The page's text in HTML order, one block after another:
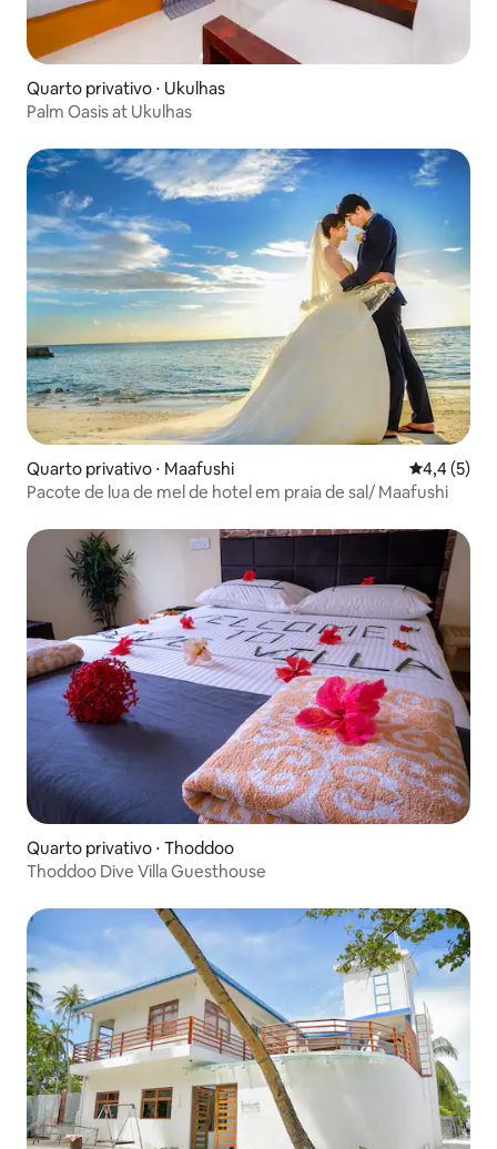
Quarto privativo ⋅ Ukulhas
Palm Oasis at Ukulhas
Quarto privativo ⋅ Maafushi 4,4 de
4,4 (5)
Pacote de lua de mel de hotel em praia de sal/ Maafushi
Quarto privativo ⋅ Thoddoo
Thoddoo Dive Villa Guesthouse